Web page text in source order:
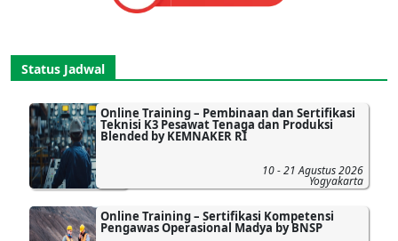
Status Jadwal
Online Training – Pembinaan dan Sertifikasi
Teknisi K3 Pesawat Tenaga dan Produksi
Blended by KEMNAKER RI
10 - 21 Agustus 2026
Yogyakarta
Online Training – Sertifikasi Kompetensi
Pengawas Operasional Madya by BNSP